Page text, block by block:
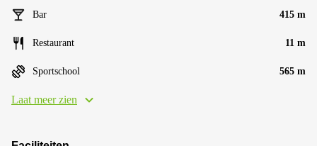
Bar 415 m
Restaurant 11 m
Sportschool 565 m
Laat meer zien